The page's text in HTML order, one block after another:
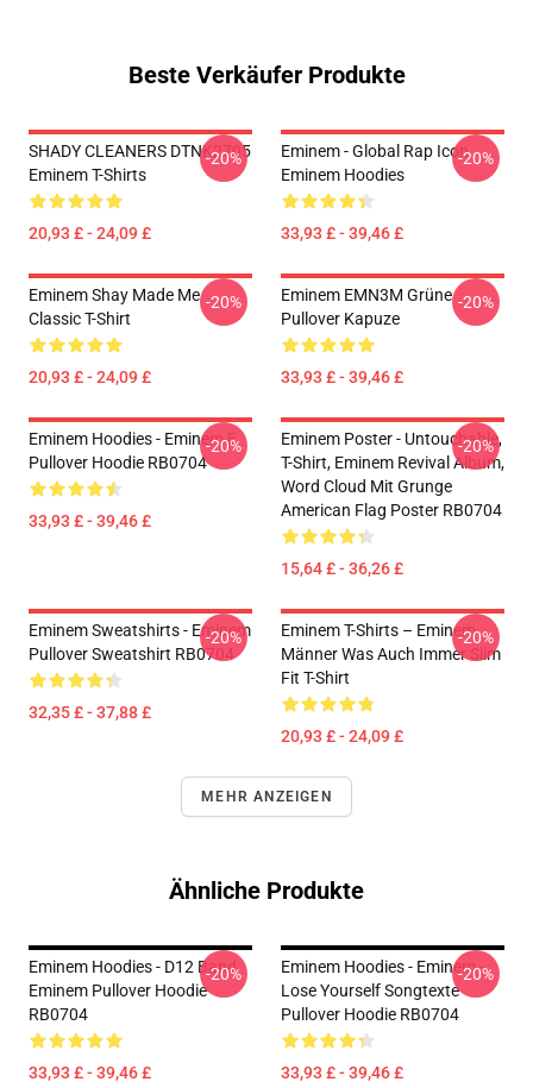
Beste Verkäufer Produkte
SHADY CLEANERS DTNK2705
Eminem T-Shirts
20,93 £ - 24,09 £
-20%
Eminem - Global Rap Icon
Eminem Hoodies
33,93 £ - 39,46 £
-20%
Eminem Shay Made Me
Classic T-Shirt
20,93 £ - 24,09 £
-20%
Eminem EMN3M Grüne
Pullover Kapuze
33,93 £ - 39,46 £
-20%
Eminem Hoodies - Eminem E
Pullover Hoodie RB0704
33,93 £ - 39,46 £
-20%
Eminem Poster - Untouchable,
T-Shirt, Eminem Revival Album,
Word Cloud Mit Grunge
American Flag Poster RB0704
15,64 £ - 36,26 £
-20%
Eminem Sweatshirts - Eminem
Pullover Sweatshirt RB0704
32,35 £ - 37,88 £
-20%
Eminem T-Shirts – Eminem
Männer Was Auch Immer Slim
Fit T-Shirt
20,93 £ - 24,09 £
-20%
MEHR ANZEIGEN
Ähnliche Produkte
Eminem Hoodies - D12 Band
Eminem Pullover Hoodie
RB0704
33,93 £ - 39,46 £
-20%
Eminem Hoodies - Eminem -
Lose Yourself Songtexte
Pullover Hoodie RB0704
33,93 £ - 39,46 £
-20%